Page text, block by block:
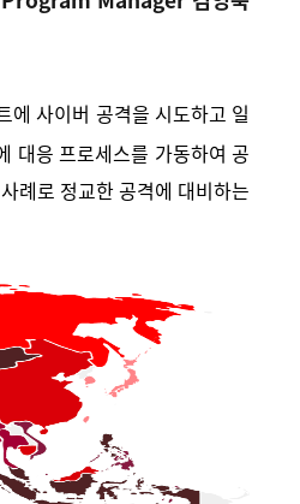
사이버 공격을 시도하고 일
대응 프로세스를 가동하여 공
례로 정교한 공격에 대비하는